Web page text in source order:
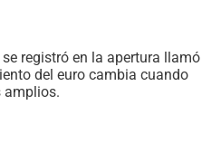
registró en la apertura llamó
del euro cambia cuando
amplios.